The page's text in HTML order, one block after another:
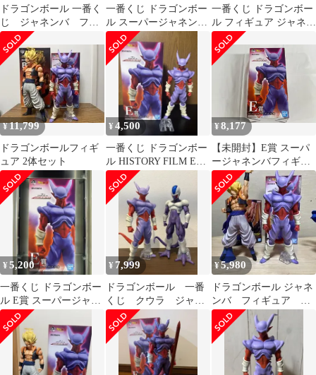
ドラゴンボール 一番く
じ ジャネンバ フィ
ギュア 未開封
一番くじ ドラゴンボー
ル スーパージャネンバ
フィギュア E賞
一番くじ ドラゴンボー
ル フィギュア ジャネン
バ メタルクウラ
¥11,799
ドラゴンボールフィギ
ュア 2体セット
¥4,500
一番くじ ドラゴンボー
ル HISTORY FILM E賞
ジャネンバ
¥8,177
【未開封】E賞 スーパ
ージャネンバフィギュ
ア 一番くじ ドラゴンボ
ール HISTORY OF THE
FILM
¥5,200
一番くじ ドラゴンボー
ル E賞 スーパージャネ
ンバ
¥ 7,999
ドラゴンボール 一番
くじ クウラ ジャネ
ンバ
¥5,980
ドラゴンボール ジャネ
ンバ フィギュア 一
番くじ e賞 など